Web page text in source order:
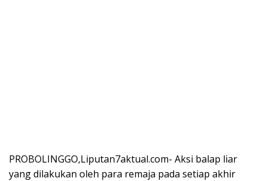
PROBOLINGGO,Liputan7aktual.com- Aksi balap liar
yang dilakukan oleh para remaja pada setiap akhir